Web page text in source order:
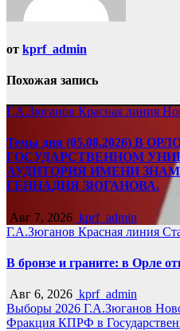
от kprf_admin
Похожая запись
Г.А.ЗюгановКрасная линия
Темы дня (05.08.2026) В
ГОСУДАРСТВЕННОМ
АУДИТОРИЯ ИМЕНИ
ГЕННАДИЯ ЗЮГАНОВА.
Авг 7, 2026 kprf_admin
Г.А.Зюганов Красная линия
В бронзе и граните: в Орле
Авг 6, 2026 kprf_admin
Выборы 2026 Г.А.Зюганов
Фракция КПРФ в